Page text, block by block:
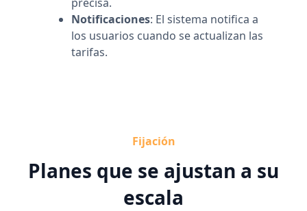
Notificaciones: El sistema notifica a
los usuarios cuando se actualizan las
tarifas.
Fijación
Planes que se ajustan a su
escala